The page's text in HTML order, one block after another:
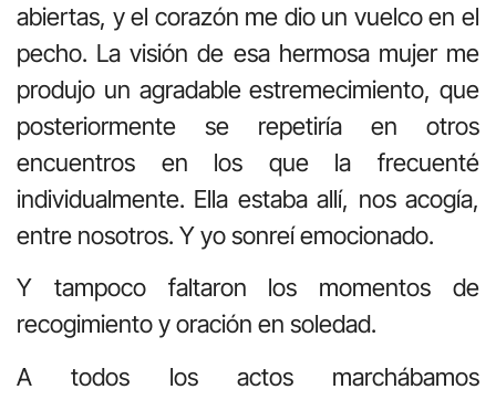
abiertas, y el corazón me dio un vuelco en el
pecho. La visión de esa hermosa mujer me
produjo un agradable estremecimiento, que
posteriormente se repetiría en otros
encuentros en los que la frecuenté
individualmente. Ella estaba allí, nos acogía,
entre nosotros. Y yo sonreí emocionado.
Y tampoco faltaron los momentos de
recogimiento y oración en soledad.
A todos los actos marchábamos